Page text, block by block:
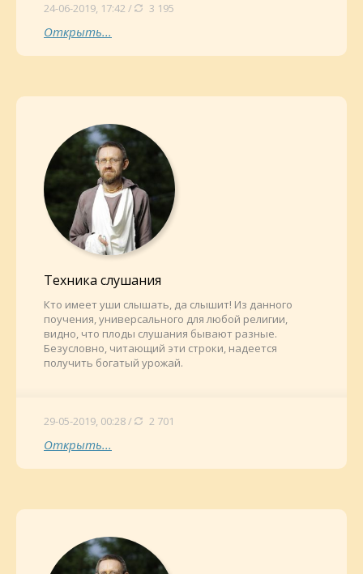
24-06-2019, 17:42 / 3 195
Открыть...
Техника слушания
Кто имеет уши слышать, да слышит! Из данного
поучения, универсального для любой религии,
видно, что плоды слушания бывают разные.
Безусловно, читающий эти строки, надеется
получить богатый урожай.
29-05-2019, 00:28 / 2 701
Открыть...